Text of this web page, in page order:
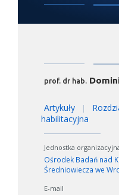
prof. dr hab.
Artykuły |
habilitacyjna
Jednostka
Ośrodek Badań nad
Średniowiecza we
E-mail